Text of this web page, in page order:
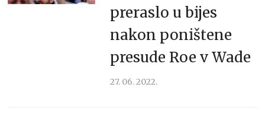
preraslo u bijes
nakon poništene
presude Roe v Wade
27. 06. 2022.